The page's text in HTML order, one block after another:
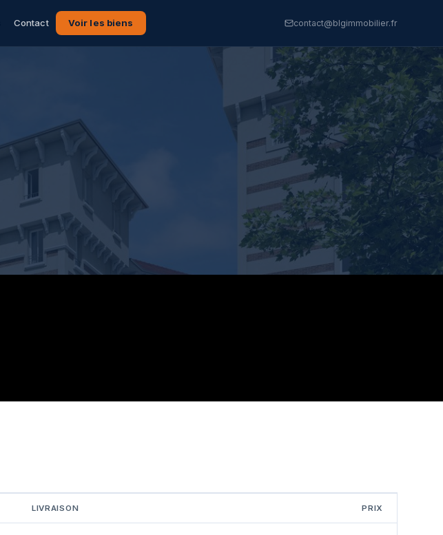
Contact Voir les biens contact@blgimmobilier.fr
LIVRAISON PRIX